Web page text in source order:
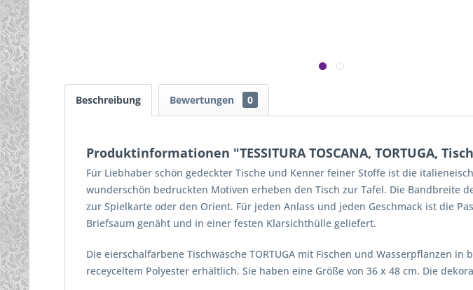
Beschreibung Bewertungen 0
Produktinformationen "TESSITURA TOSCANA, TORTUGA,
Für Liebhaber schön gedeckter Tische und Kenner feiner Stoffe ist die
wunderschön bedruckten Motiven erheben den Tisch zur Tafel. Die Bandbreite
zur Spielkarte oder den Orient. Für jeden Anlass und jeden Geschmack ist die
Briefsaum genäht und in einer festen Klarsichthülle geliefert.
Die eierschalfarbene Tischwäsche TORTUGA mit Fischen und Wasserpflanzen
receyceltem Polyester erhältlich. Sie haben eine Größe von 36 x 48 cm. Die